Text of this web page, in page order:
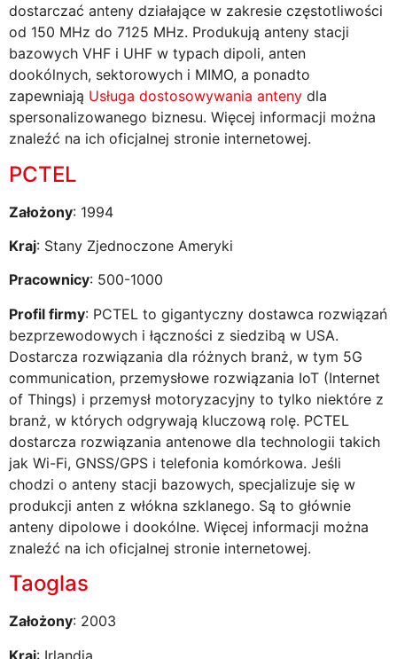
dostarczać anteny działające w zakresie częstotliwości
od 150 MHz do 7125 MHz. Produkują anteny stacji
bazowych VHF i UHF w typach dipoli, anten
dookólnych, sektorowych i MIMO, a ponadto
zapewniają Usługa dostosowywania anteny dla
spersonalizowanego biznesu. Więcej informacji można
znaleźć na ich oficjalnej stronie internetowej.
PCTEL
Założony: 1994
Kraj: Stany Zjednoczone Ameryki
Pracownicy: 500-1000
Profil firmy: PCTEL to gigantyczny dostawca rozwiązań
bezprzewodowych i łączności z siedzibą w USA.
Dostarcza rozwiązania dla różnych branż, w tym 5G
communication, przemysłowe rozwiązania IoT (Internet
of Things) i przemysł motoryzacyjny to tylko niektóre z
branż, w których odgrywają kluczową rolę. PCTEL
dostarcza rozwiązania antenowe dla technologii takich
jak Wi-Fi, GNSS/GPS i telefonia komórkowa. Jeśli
chodzi o anteny stacji bazowych, specjalizuje się w
produkcji anten z włókna szklanego. Są to głównie
anteny dipolowe i dookólne. Więcej informacji można
znaleźć na ich oficjalnej stronie internetowej.
Taoglas
Założony: 2003
Kraj: Irlandia